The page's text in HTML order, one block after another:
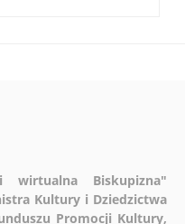
Biskupizna"
Kultury i Dziedzictwa
Promocji Kultury,